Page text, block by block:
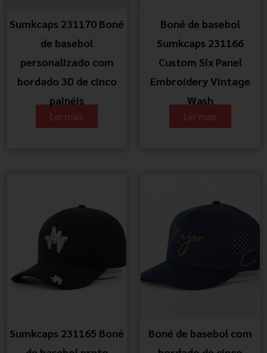
Sumkcaps 231170 Boné
de basebol
personalizado com
bordado 3D de cinco
painéis
Ler mais
Boné de basebol
Sumkcaps 231166
Custom Six Panel
Embroidery Vintage
Wash
Ler mais
Sumkcaps 231165 Boné
Boné de basebol com